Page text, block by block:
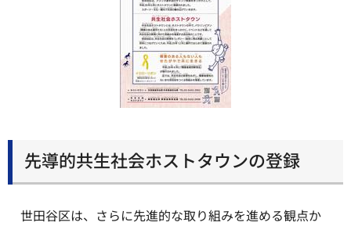
先導的共生社会ホストタウンの登録
世田谷区は、さらに先進的な取り組みを進める観点か